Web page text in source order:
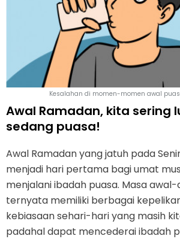
Kesalahan di momen-momen awal
Awal Ramadan, kita sering
sedang puasa!
Awal Ramadan yang jatuh pada
menjadi hari pertama bagi umat
menjalani ibadah puasa. Masa
ternyata memiliki berbagai
kebiasaan sehari-hari yang masih
padahal dapat mencederai ibadah